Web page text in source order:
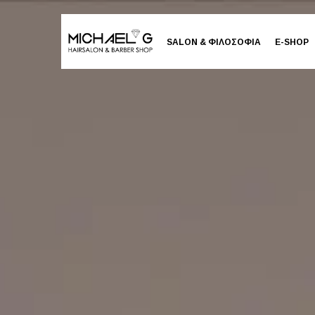
SALON & ΦΙΛΟΣΟΦΙΑ E-SHOP